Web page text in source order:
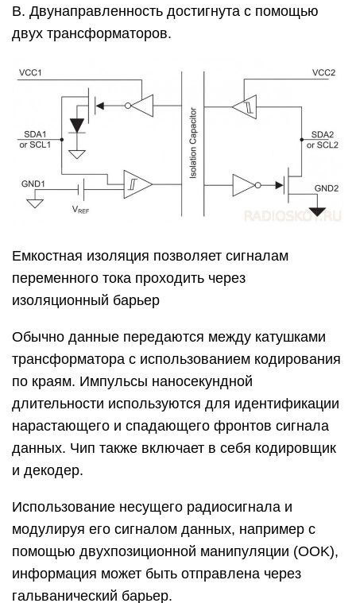
В. Двунаправленность достигнута с помощью
двух трансформаторов.
Емкостная изоляция позволяет сигналам
переменного тока проходить через
изоляционный барьер
Обычно данные передаются между катушками
трансформатора с использованием кодирования
по краям. Импульсы наносекундной
длительности используются для идентификации
нарастающего и спадающего фронтов сигнала
данных. Чип также включает в себя кодировщик
и декодер.
Использование несущего радиосигнала и
модулируя его сигналом данных, например с
помощью двухпозиционной манипуляции (OOK),
информация может быть отправлена через
гальванический барьер.